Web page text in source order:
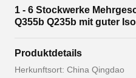
1 - 6 Stockwerke
Q355b Q235b mit guter
Produktdetails
Herkunftsort: China Qingdao